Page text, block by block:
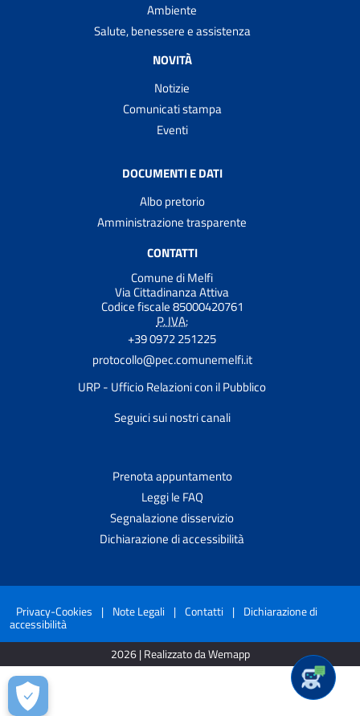
Ambiente
Salute, benessere e assistenza
NOVITÀ
Notizie
Comunicati stampa
Eventi
DOCUMENTI E DATI
Albo pretorio
Amministrazione trasparente
CONTATTI
Comune di Melfi
Via Cittadinanza Attiva
Codice fiscale 85000420761
P. IVA:
+39 0972 251225
protocollo@pec.comunemelfi.it
URP - Ufficio Relazioni con il Pubblico
Seguici sui nostri canali
Prenota appuntamento
Leggi le FAQ
Segnalazione disservizio
Dichiarazione di accessibilità
Privacy-Cookies | Note Legali | Contatti | Dichiarazione di
accessibilità
2026 | Realizzato da Wemapp